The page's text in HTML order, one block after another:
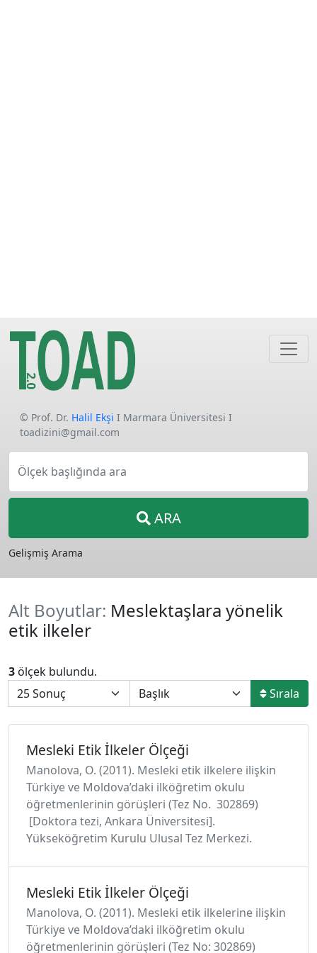
© Prof. Dr. Halil Ekşi I Marmara Üniversitesi I
toadizini@gmail.com
Ölçek başlığında ara
ARA
Gelişmiş Arama
Alt Boyutlar: Meslektaşlara yönelik
etik ilkeler
3 ölçek bulundu.
Sırala
Mesleki Etik İlkeler Ölçeği
Manolova, O. (2011). Mesleki etik ilkelere ilişkin
Türkiye ve Moldova’daki ilköğretim okulu
öğretmenlerinin görüşleri (Tez No. 302869)
[Doktora tezi, Ankara Üniversitesi].
Yükseköğretim Kurulu Ulusal Tez Merkezi.
Mesleki Etik İlkeler Ölçeği
Manolova, O. (2011). Mesleki etik ilkelerine ilişkin
Türkiye ve Moldova’daki ilköğretim okulu
öğretmenlerinin görüşleri (Tez No: 302869)